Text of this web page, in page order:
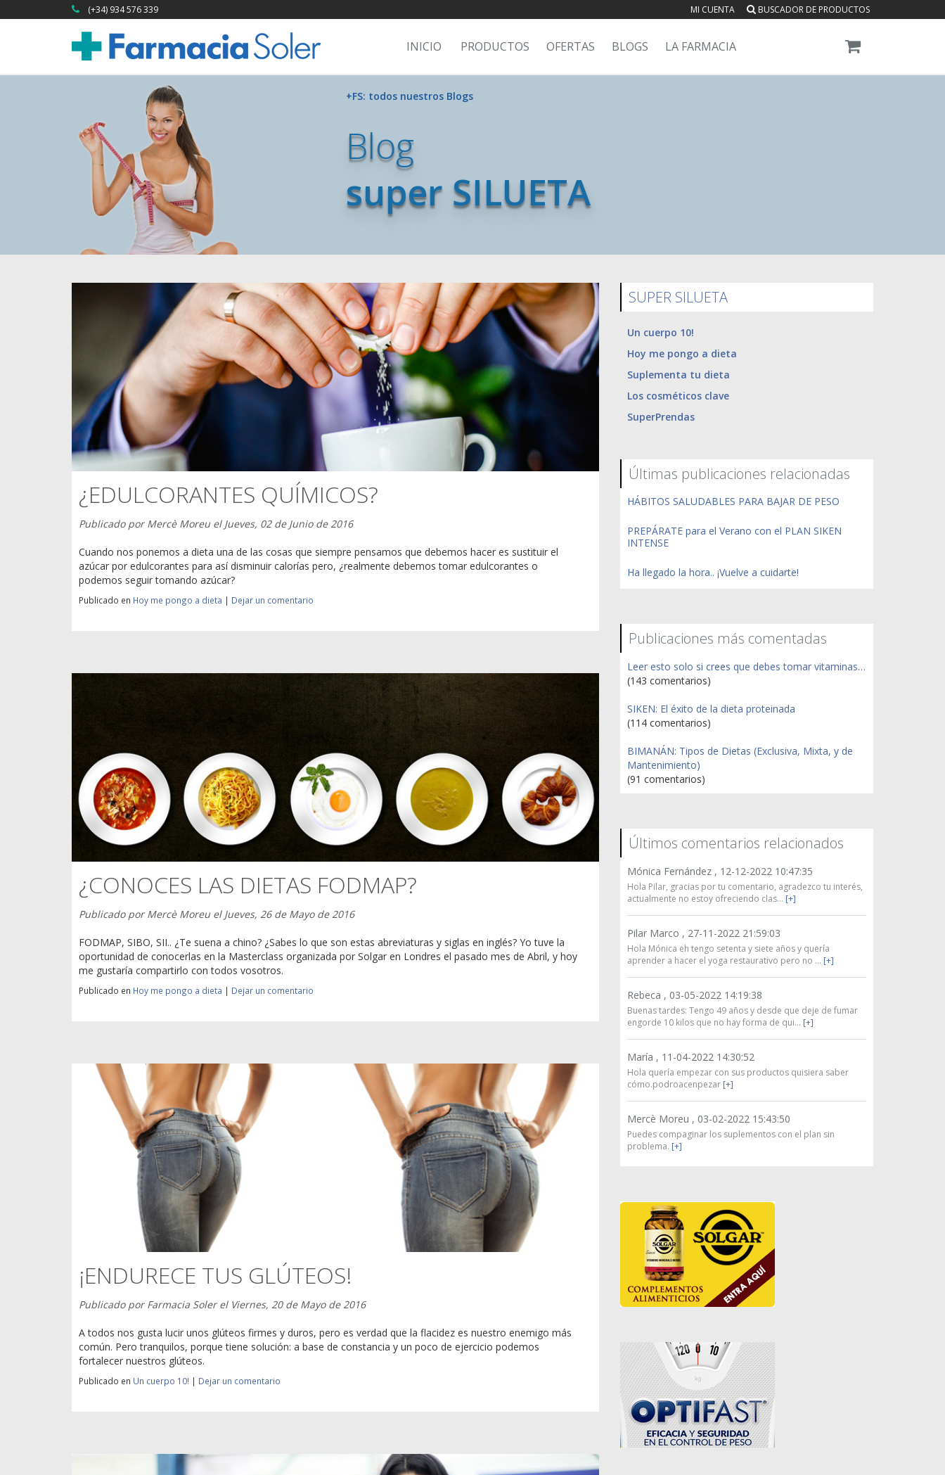
(+34) 934 576 339 MI CUENTA BUSCADOR DE PRODUCTOS
INICIO PRODUCTOS OFERTAS BLOGS LA FARMACIA
+FS: todos nuestros Blogs
Blog
super SILUETA
¿EDULCORANTES QUÍMICOS?
Publicado porMercè Moreu el Jueves, 02 de Junio de 2016
Cuando nos ponemos a dieta una de las cosas que siempre pensamos que debemos hacer es sustituir el
azúcar por edulcorantes para así disminuir calorías pero, ¿realmente debemos tomar edulcorantes o
podemos seguir tomando azúcar?
Publicado en Hoy me pongo a dieta | Dejar un comentario
¿CONOCES LAS DIETAS FODMAP?
Publicado porMercè Moreu el Jueves, 26 de Mayo de 2016
FODMAP, SIBO, SII.. ¿Te suena a chino? ¿Sabes lo que son estas abreviaturas y siglas en inglés? Yo tuve la
oportunidad de conocerlas en la Masterclass organizada por Solgar en Londres el pasado mes de Abril, y hoy
me gustaría compartirlo con todos vosotros.
Publicado en Hoy me pongo a dieta | Dejar un comentario
¡ENDURECE TUS GLÚTEOS!
Publicado porFarmacia Solerel Viernes, 20 de Mayo de 2016
A todos nos gusta lucir unos glúteos firmes y duros, pero es verdad que la flacidez es nuestro enemigo más
común. Pero tranquilos, porque tiene solución: a base de constancia y un poco de ejercicio podemos
fortalecer nuestros glúteos.
Publicado en Un cuerpo 10! | Dejar un comentario
SUPER SILUETA
Un cuerpo 10!
Hoy me pongo a dieta
Suplementa tu dieta
Los cosméticos clave
SuperPrendas
Últimas publicaciones relacionadas
HÁBITOS SALUDABLES PARA BAJAR DE PESO
PREPÁRATE para el Verano con el PLAN SIKEN
INTENSE
Ha llegado la hora.. ¡Vuelve a cuidarte!
Publicaciones más comentadas
Leer esto solo si crees que debes tomar vitaminas…
(143 comentarios)
SIKEN: El éxito de la dieta proteinada
(114 comentarios)
BIMANÁN: Tipos de Dietas (Exclusiva, Mixta, y de
Mantenimiento)
(91 comentarios)
Últimos comentarios relacionados
Mónica Fernández , 12-12-2022 10:47:35
Hola Pilar, gracias por tu comentario, agradezco tu interés,
actualmente no estoy ofreciendo clas... [+]
Pilar Marco , 27-11-2022 21:59:03
Hola Mónica eh tengo setenta y siete años y quería
aprender a hacer el yoga restaurativo pero no ... [+]
Rebeca , 03-05-2022 14:19:38
Buenas tardes: Tengo 49 años y desde que deje de fumar
engorde 10 kilos que no hay forma de qui... [+]
María , 11-04-2022 14:30:52
Hola quería empezar con sus productos quisiera saber
cómo.podroacenpezar [+]
Mercè Moreu , 03-02-2022 15:43:50
Puedes compaginar los suplementos con el plan sin
problema. [+]